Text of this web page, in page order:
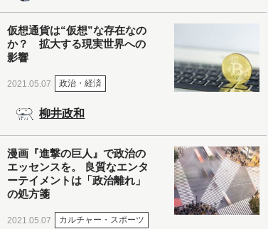
仮想通貨は“仮想”な存在なの
か？ 拡大する現実世界への
影響
2021.05.07 政治・経済
柳井政和
漫画『進撃の巨人』で政治の
エッセンスを。 良質なエンタ
ーテイメントは「政治離れ」
の処方箋
2021.05.07 カルチャー・スポーツ